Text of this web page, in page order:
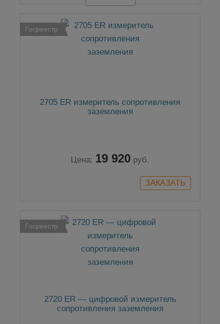
Госреестр
2705 ER измеритель сопротивления
заземления
Цена: 19 920 руб.
Госреестр
2720 ER — цифровой измеритель
сопротивления заземления